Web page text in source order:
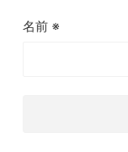
名前 ※